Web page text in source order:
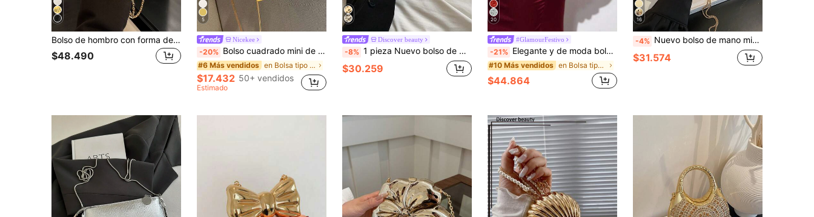
Bolso de hombro con forma de concha de mar dorada 2025, bolsa elegante para lápiz labial, bolso de hombro elegante adecuado para salidas nocturnas
$48.490
5
Nicekee
-20% Bolso cuadrado mini de acrílico personalizado clásico, bolso bandolera elegante y versátil con temperamento de moda, diseño de nicho exquisito para lápiz labial y monedas
#6 Más vendidos en Bolsa tipo caja Crossbody de mujer
$17.432 50+ vendidos
Estimado
Discover beauty
-8% 1 pieza Nuevo bolso de mano de noche mini con forma de flor, con acabado metálico electrochapado y brillo, accesorio de moda con cadena, monedero elegante, estuche para lápiz labial, bolsa para auriculares, regalo para mujeres, adecuado para el Día de San Valentín, fiestas, vestidos de boda, para usar como bolso de hombro/cruzado
$30.259
20
#GlamourFestivo
-21% Elegante y de moda bolso de mano de cuero sintético, bolso de hombro minimalista vintage de unicolor popular, adecuado para combinar con vestidos para fiestas y bodas
#10 Más vendidos en Bolsa tipo caja Crossbody de mujer
$44.864
16
-4% Nuevo bolso de mano mini de acrílico, cartera de moda, bolso de noche con forma de media luna personalizado con cadena para el hombro
$31.574